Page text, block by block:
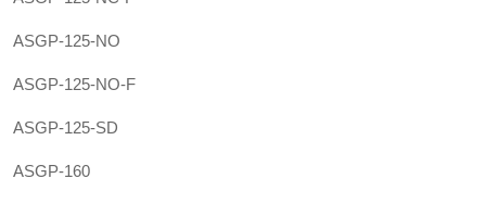
ASGP-125-NO
ASGP-125-NO-F
ASGP-125-SD
ASGP-160